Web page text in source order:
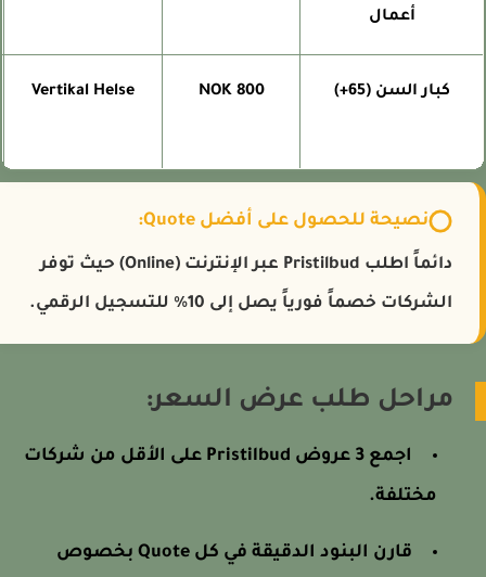
أعمال
كبار السن (65+) 800 NOK
Vertikal Helse
نصيحة للحصول على أفضل Quote:
دائماً اطلب Pristilbud عبر الإنترنت (Online) حيث توفر
الشركات خصماً فورياً يصل إلى 10% للتسجيل الرقمي.
مراحل طلب عرض السعر:
اجمع 3 عروض Pristilbud على الأقل من شركات
مختلفة.
قارن البنود الدقيقة في كل Quote بخصوص